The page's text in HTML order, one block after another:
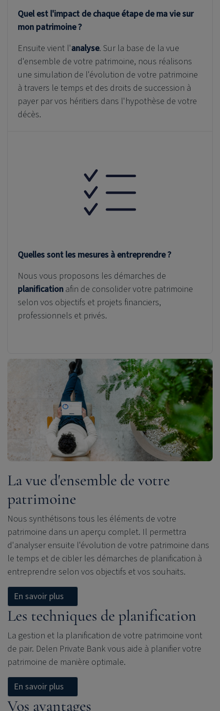
Quel est l'impact de chaque étape de ma vie sur
mon patrimoine ?
Ensuite vient l'analyse. Sur la base de la vue
d'ensemble de votre patrimoine, nous réalisons
une simulation de l'évolution de votre patrimoine
à travers le temps et des droits de succession à
payer par vos héritiers dans l'hypothèse de votre
décès.
Quelles sont les mesures à entreprendre ?
Nous vous proposons les démarches de
planification afin de consolider votre patrimoine
selon vos objectifs et projets financiers,
professionnels et privés.
La vue d'ensemble de votre
patrimoine
Nous synthétisons tous les éléments de votre
patrimoine dans un aperçu complet. Il permettra
d'analyser ensuite l'évolution de votre patrimoine dans
le temps et de cibler les démarches de planification à
entreprendre selon vos objectifs et vos souhaits.
En savoir plus
Les techniques de planification
La gestion et la planification de votre patrimoine vont
de pair. Delen Private Bank vous aide à planifier votre
patrimoine de manière optimale.
En savoir plus
Vos avantages